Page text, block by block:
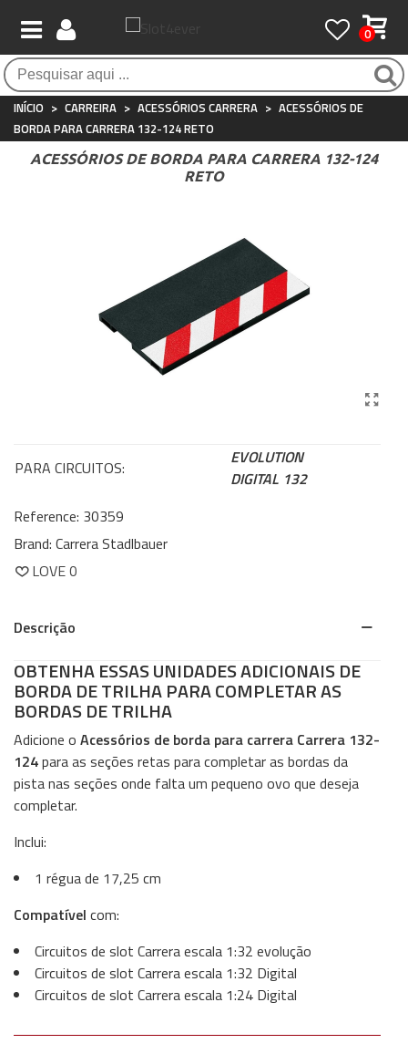
0
Atendimento ao Cliente
Whatsapp+34 697 854 500
Frete grátis / 24 horas
Para compras acima de €90
Pagamento 100% seguro
Compras seguras com SSL o tempo todo
INÍCIO > CARREIRA > ACESSÓRIOS CARRERA > ACESSÓRIOS DE
BORDA PARA CARRERA 132-124 RETO
ACESSÓRIOS DE BORDA PARA CARRERA 132-124
RETO
PARA CIRCUITOS:
EVOLUTION
DIGITAL 132
Reference: 30359
Brand: Carrera Stadlbauer
LOVE0
Descrição
OBTENHA ESSAS UNIDADES ADICIONAIS DE
BORDA DE TRILHA PARA COMPLETAR AS
BORDAS DE TRILHA
Adicione o Acessórios de borda para carrera Carrera 132-
124para as seções retas para completar as bordas da
pista nas seções onde falta um pequeno ovo que deseja
completar.
Inclui:
1 régua de 17,25 cm
Compatível com:
Circuitos de slot Carrera escala 1:32 evolução
Circuitos de slot Carrera escala 1:32 Digital
Circuitos de slot Carrera escala 1:24 Digital